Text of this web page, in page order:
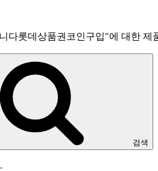
다롯데상품권코인구입"에 대한 제
검색